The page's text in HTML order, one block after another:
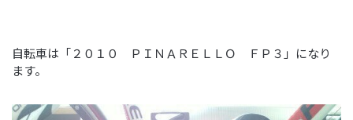
自転車は「２０１０ ＰＩＮＡＲＥＬＬＯ ＦＰ３」になり
ます。